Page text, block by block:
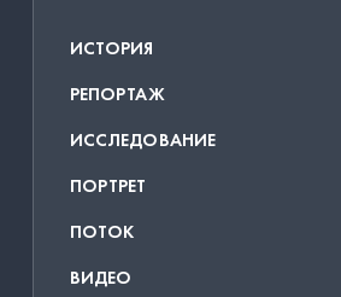
ИСТОРИЯ
РЕПОРТАЖ
ИССЛЕДОВАНИЕ
ПОРТРЕТ
ПОТОК
ВИДЕО